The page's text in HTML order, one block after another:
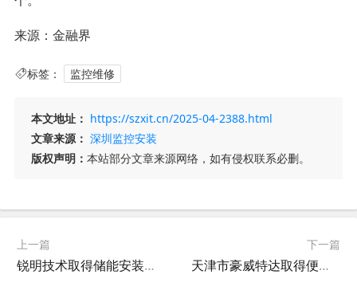
来源：金融界
标签： 监控维修
本文地址： https://szxit.cn/2025-04-2388.html
文章来源： 深圳监控安装
版权声明： 本站部分文章来源网络，如有侵权联系必删。
上一篇
锐明技术取得储能安装结构及车载监控设备专利，方便维修更换储能部件
下一篇
天津市豪威特达取得便于更换维修的仓储监控装置专利，对空气中的灰尘进行过滤